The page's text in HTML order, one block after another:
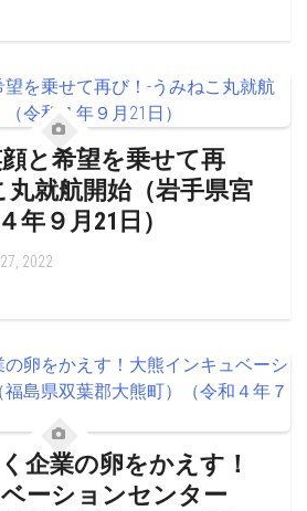
と希望を乗せて再
就航開始（岩手県宮
年９月21日）
2022
企業の卵をかえす！
ーションセンター